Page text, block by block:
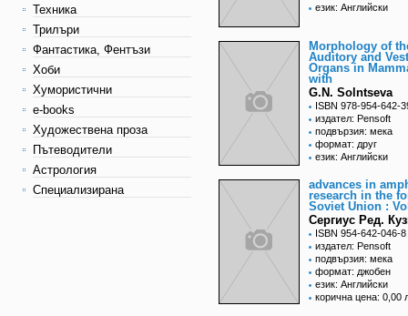
Техника
Трилъри
Фантастика, Фентъзи
Хоби
Хумористични
e-books
Художествена проза
Пътеводители
Астрология
Специализирана
език: Английски
Morphology of
Auditory and
Organs in
with
G.N. Solntseva
ISBN 978-954-642-
издател: Pensoft
подвързия: мека
формат: друг
език: Английски
advances in
research in the
Soviet Union :
Сергиус Ред.
ISBN 954-642-046-8
издател: Pensoft
подвързия: мека
формат: джобен
език: Английски
корична цена: 0,00